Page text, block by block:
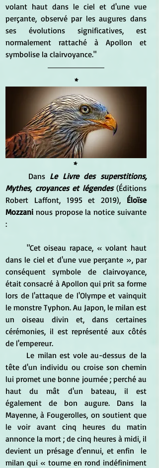
volant haut dans le ciel et d'une vue
perçante, observé par les augures dans
ses évolutions significatives, est
normalement rattaché à Apollon et
symbolise la clairvoyance."
*
*
	Dans
Le Livre des superstitions,
Mythes, croyances et légendes (Éditions
Robert Laffont, 1995 et 2019), Éloïse
Mozzani nous propose la notice suivante
:
dans le ciel et d'une vue perçante », par
conséquent symbole de clairvoyance,
était consacré à Apollon qui prit sa forme
lors de l'attaque de l'Olympe et vainquit
le monstre Typhon. Au Japon, le milan est
un oiseau divin et, dans certaines
cérémonies, il est représenté aux côtés
de l'empereur.
tête d'un individu ou croise son chemin
lui promet une bonne journée ; perché au
haut du mât d'un bateau, il est
également de bon augure. Dans la
Mayenne, à Fougerolles, on soutient que
le voir avant cinq heures du matin
annonce la mort ; de cinq heures à midi, il
devient un présage d'ennui, et enfin  le
milan qui « tourne en rond indéfiniment